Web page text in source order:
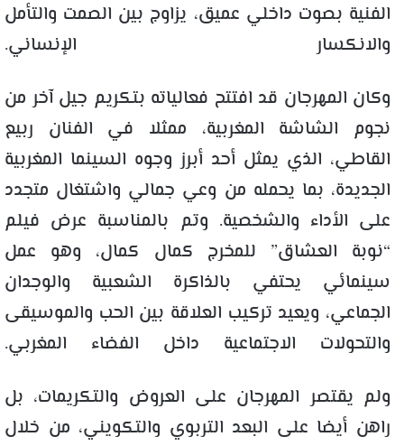
الفنية بصوت داخلي عميق، يزاوج بين الصمت والتأمل
والانكسار الإنساني.
وكان المهرجان قد افتتح فعالياته بتكريم جيل آخر من
نجوم الشاشة المغربية، ممثلا في الفنان ربيع
القاطي، الذي يمثل أحد أبرز وجوه السينما المغربية
الجديدة، بما يحمله من وعي جمالي واشتغال متجدد
على الأداء والشخصية. وتم بالمناسبة عرض فيلم
“نوبة العشاق” للمخرج كمال كمال، وهو عمل
سينمائي يحتفي بالذاكرة الشعبية والوجدان
الجماعي، ويعيد تركيب العلاقة بين الحب والموسيقى
والتحولات الاجتماعية داخل الفضاء المغربي.
ولم يقتصر المهرجان على العروض والتكريمات، بل
راهن أيضا على البعد التربوي والتكويني، من خلال